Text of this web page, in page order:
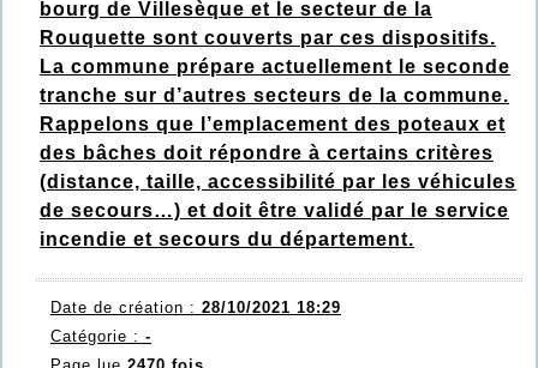
bourg de Villesèque et le secteur de la
Rouquette sont couverts par ces dispositifs.
La commune prépare actuellement le seconde
tranche sur d’autres secteurs de la commune.
Rappelons que l’emplacement des poteaux et
des bâches doit répondre à certains critères
(distance, taille, accessibilité par les véhicules
de secours…) et doit être validé par le service
incendie et secours du département.
Date de création : 28/10/2021 18:29
Catégorie : -